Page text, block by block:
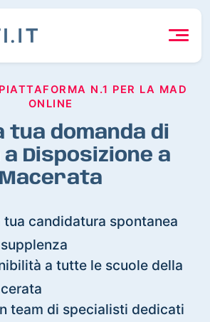
N.1 PER LA MAD
ONLINE
tua domanda di
Disposizione a
Macerata
tua candidatura spontanea
a tutte le scuole della
team di specialisti dedicati